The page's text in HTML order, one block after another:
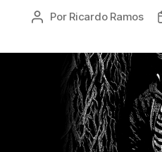
Autor
Por Ricardo Ramos